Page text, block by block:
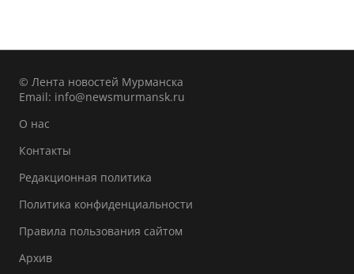
© Лента новостей Мурманска
Email: info@newsmurmansk.ru
О нас
Контакты
Редакционная политика
Политика конфиденциальности
Правила пользования сайтом
Архив